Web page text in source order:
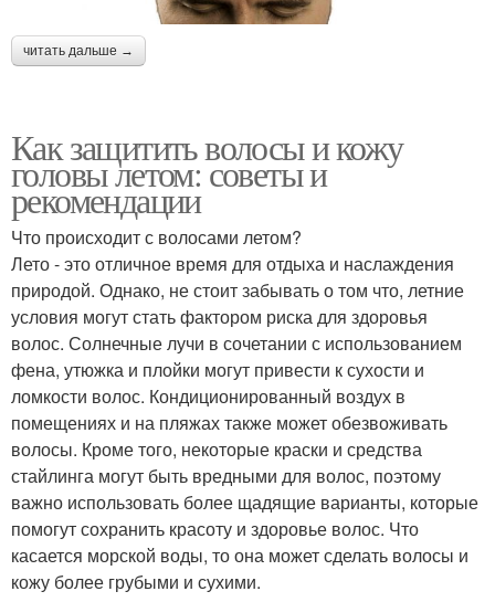
читать дальше →
Как защитить волосы и кожу
головы летом: советы и
рекомендации
Что происходит с волосами летом?
Лето - это отличное время для отдыха и наслаждения
природой. Однако, не стоит забывать о том что, летние
условия могут стать фактором риска для здоровья
волос. Солнечные лучи в сочетании с использованием
фена, утюжка и плойки могут привести к сухости и
ломкости волос. Кондиционированный воздух в
помещениях и на пляжах также может обезвоживать
волосы. Кроме того, некоторые краски и средства
стайлинга могут быть вредными для волос, поэтому
важно использовать более щадящие варианты, которые
помогут сохранить красоту и здоровье волос. Что
касается морской воды, то она может сделать волосы и
кожу более грубыми и сухими.